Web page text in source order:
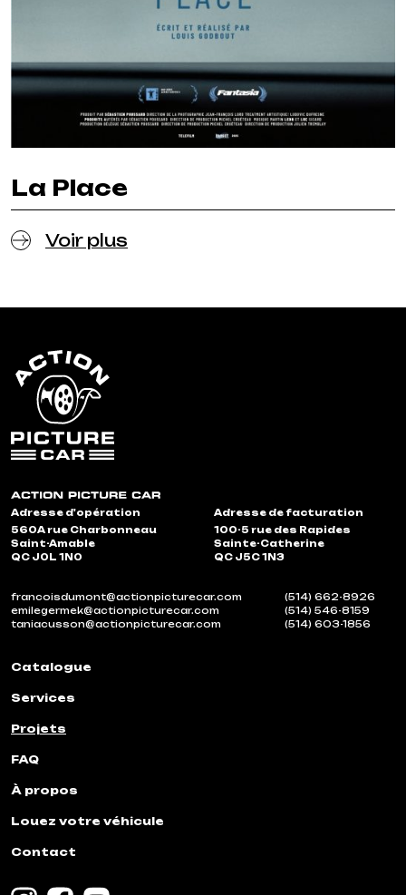
La Place
Voir plus
Adresse d'opération
560A rue Charbonneau
Saint-Amable
QC J0L 1N0
Adresse de facturation
100-5 rue des Rapides
Sainte-Catherine
QC J5C 1N3
francoisdumont@actionpicturecar.com
(514) 662-8926
emilegermek@actionpicturecar.com
(514) 546-8159
taniacusson@actionpicturecar.com
(514) 603-1856
Catalogue
Services
Projets
FAQ
À propos
Louez votre véhicule
Contact